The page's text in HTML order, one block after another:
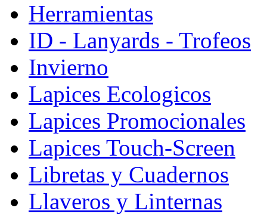
Herramientas
ID - Lanyards - Trofeos
Invierno
Lapices Ecologicos
Lapices Promocionales
Lapices Touch-Screen
Libretas y Cuadernos
Llaveros y Linternas